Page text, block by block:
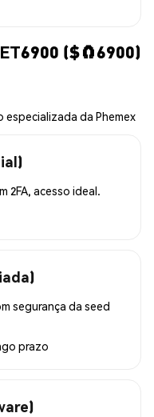
($🧲6900)
especializada da Phemex
2FA, acesso ideal.
segurança da seed
prazo